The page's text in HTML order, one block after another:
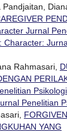
Pandjaitan,
Jurnal
Character:
Rahmasari,
Penelitian
YANG